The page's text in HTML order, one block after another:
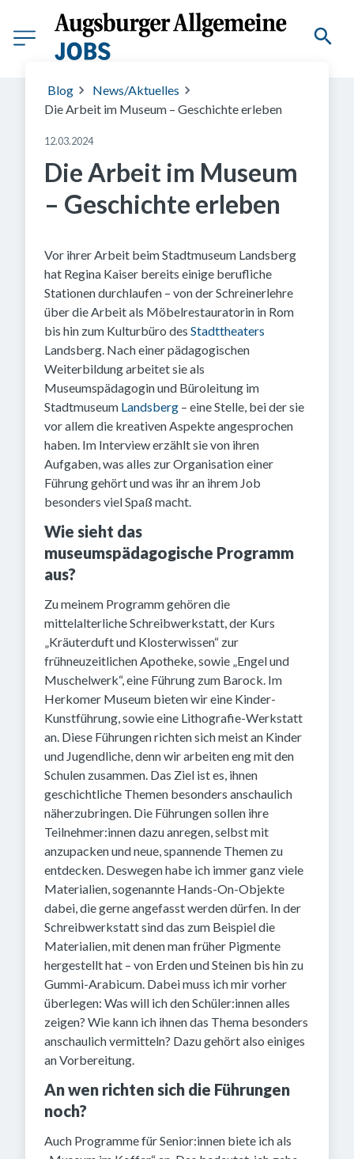
Blog
News/Aktuelles
Die Arbeit im Museum – Geschichte erleben
12.03.2024
Die Arbeit im Museum
– Geschichte erleben
Vor ihrer Arbeit beim Stadtmuseum Landsberg
hat Regina Kaiser bereits einige berufliche
Stationen durchlaufen – von der Schreinerlehre
über die Arbeit als Möbelrestauratorin in Rom
bis hin zum Kulturbüro des Stadttheaters
Landsberg. Nach einer pädagogischen
Weiterbildung arbeitet sie als
Museumspädagogin und Büroleitung im
Stadtmuseum Landsberg – eine Stelle, bei der sie
vor allem die kreativen Aspekte angesprochen
haben. Im Interview erzählt sie von ihren
Aufgaben, was alles zur Organisation einer
Führung gehört und was ihr an ihrem Job
besonders viel Spaß macht.
Wie sieht das
museumspädagogische Programm
aus?
Zu meinem Programm gehören die
mittelalterliche Schreibwerkstatt, der Kurs
„Kräuterduft und Klosterwissen“ zur
frühneuzeitlichen Apotheke, sowie „Engel und
Muschelwerk“, eine Führung zum Barock. Im
Herkomer Museum bieten wir eine Kinder-
Kunstführung, sowie eine Lithografie-Werkstatt
an. Diese Führungen richten sich meist an Kinder
und Jugendliche, denn wir arbeiten eng mit den
Schulen zusammen. Das Ziel ist es, ihnen
geschichtliche Themen besonders anschaulich
näherzubringen. Die Führungen sollen ihre
Teilnehmer:innen dazu anregen, selbst mit
anzupacken und neue, spannende Themen zu
entdecken. Deswegen habe ich immer ganz viele
Materialien, sogenannte Hands-On-Objekte
dabei, die gerne angefasst werden dürfen. In der
Schreibwerkstatt sind das zum Beispiel die
Materialien, mit denen man früher Pigmente
hergestellt hat – von Erden und Steinen bis hin zu
Gummi-Arabicum. Dabei muss ich mir vorher
überlegen: Was will ich den Schüler:innen alles
zeigen? Wie kann ich ihnen das Thema besonders
anschaulich vermitteln? Dazu gehört also einiges
an Vorbereitung.
An wen richten sich die Führungen
noch?
Auch Programme für Senior:innen biete ich als